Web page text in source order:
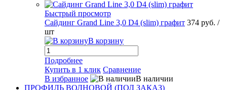
Быстрый просмотр
Сайдинг Grand Line 3,0 D4 (slim) графит 374 руб. /
шт
В корзину
Подробнее
Купить в 1 клик Сравнение
В избранное
В наличии
ПРОФИЛЬ ВОЛНОВОЙ (ПОД ЗАКАЗ)